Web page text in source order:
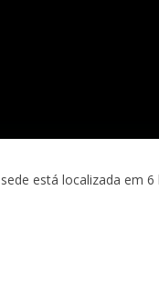
está localizada em